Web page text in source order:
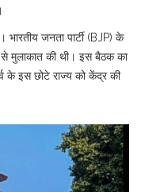
जनता पार्टी (BJP) के
से मुलाकात की थी। इस बैठक का
के इस छोटे राज्य को केंद्र की